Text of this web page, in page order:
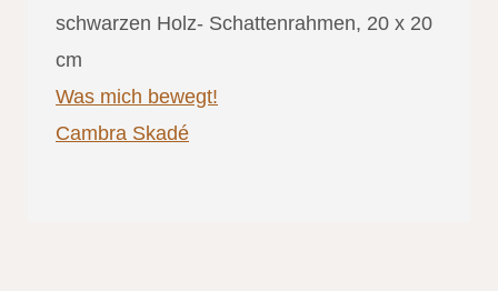
schwarzen Holz- Schattenrahmen, 20 x 20
cm
Was mich bewegt!
Cambra Skadé